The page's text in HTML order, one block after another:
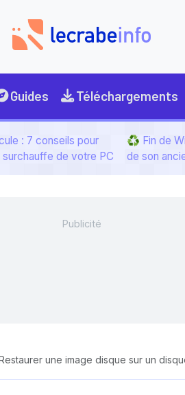
Guides Téléchargements
: 7 conseils pour
surchauffe de votre PC
♻️ Fin de
de son
une image disque sur un